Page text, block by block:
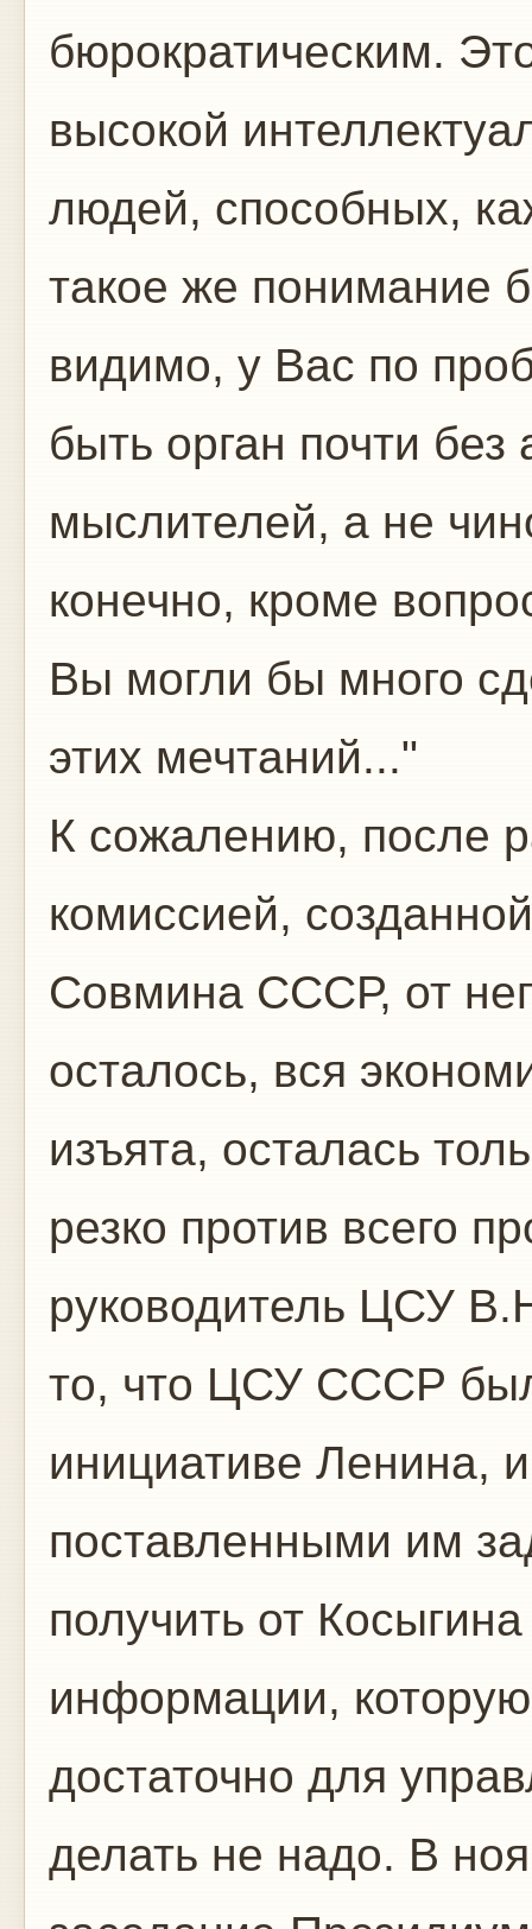
бюрократическим.
высокой
людей, способных,
такое же понимание
видимо, у Вас по
быть орган почти без
мыслителей, а не
конечно, кроме
Вы могли бы много
этих мечтаний..."
К сожалению, после
комиссией,
Совмина СССР, от
осталось, вся
изъята, осталась
резко против всего
руководитель ЦСУ
то, что ЦСУ СССР
инициативе Ленина,
поставленными им
получить от
информации,
достаточно для
делать не надо. В